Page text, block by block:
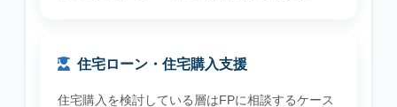
住宅ローン・住宅購入支援
住宅購入を検討している層はFPに相談するケース